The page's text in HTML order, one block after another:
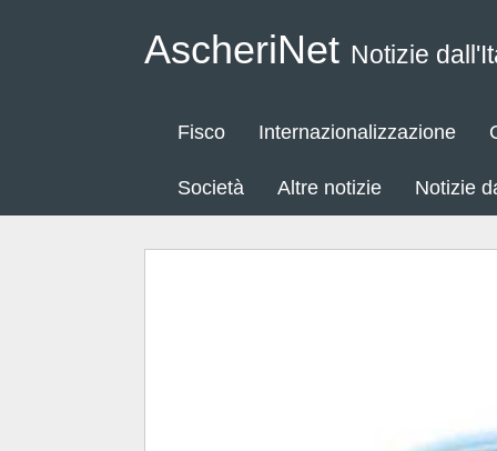
AscheriNet Notizie
Fisco Internazionalizzazione
Società Altre notizie Notizie